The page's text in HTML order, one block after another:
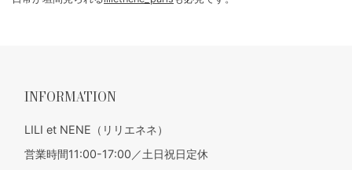
INFORMATION
LILI et NENE（リリエネネ）
営業時間11:00-17:00／土日祝日定休